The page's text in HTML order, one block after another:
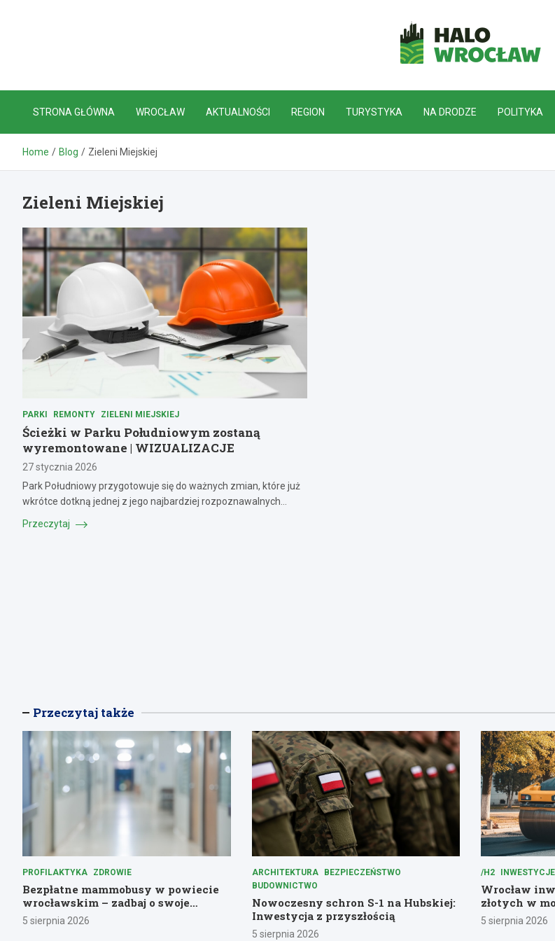
STRONA GŁÓWNA WROCŁAW AKTUALNOŚCI REGION TURYSTYKA NA DRODZE POLITYKA
Home Blog Zieleni Miejskiej
Zieleni Miejskiej
PARKI REMONTY ZIELENI MIEJSKIEJ
Ścieżki w Parku Południowym zostaną
wyremontowane | WIZUALIZACJE
27 stycznia 2026
Park Południowy przygotowuje się do ważnych zmian, które już
wkrótce dotkną jednej z jego najbardziej rozpoznawalnych…
Przeczytaj
Przeczytaj także
PROFILAKTYKA ZDROWIE
Bezpłatne mammobusy w powiecie
wrocławskim – zadbaj o swoje
zdrowie!
5 sierpnia 2026
ARCHITEKTURA
BEZPIECZEŃSTWO
BUDOWNICTWO
Nowoczesny schron S-1 na Hubskiej:
Inwestycja z przyszłością
5 sierpnia 2026
/H2 INWESTYCJE
Wrocław
złotych w
5 sierpnia 2026